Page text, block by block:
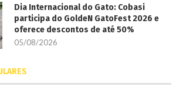
Dia Internacional do Gato: Cobasi
participa do GoldeN GatoFest 2026 e
oferece descontos de até 50%
05/08/2026